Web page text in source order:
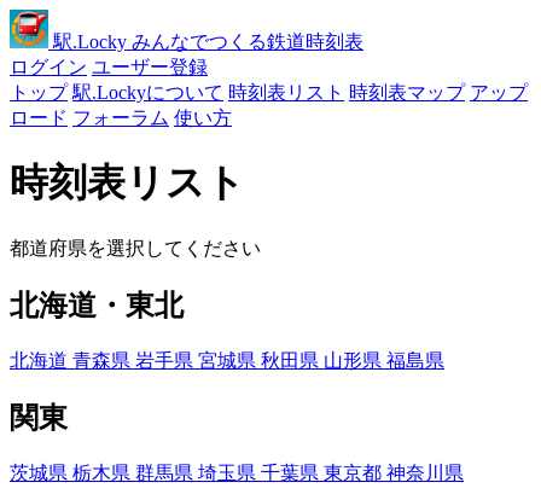
駅.Locky みんなでつくる鉄道時刻表
ログイン ユーザー登録
トップ 駅.Lockyについて 時刻表リスト 時刻表マップ アップ
ロード フォーラム 使い方
時刻表リスト
都道府県を選択してください
北海道・東北
北海道 青森県 岩手県 宮城県 秋田県 山形県 福島県
関東
茨城県 栃木県 群馬県 埼玉県 千葉県 東京都 神奈川県